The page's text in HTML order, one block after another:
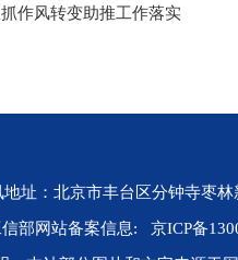
作风转变助推工作落实
地址：北京市丰台区分钟寺枣
部网站备案信息: 京ICP备